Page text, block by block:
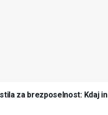
za brezposelnost: Kdaj in